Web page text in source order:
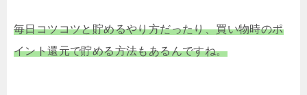
毎日コツコツと貯めるやり方だったり、買い物時のポ
イント還元で貯める方法もあるんですね。